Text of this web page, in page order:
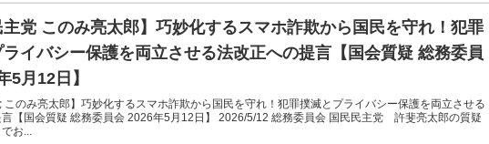
主党 このみ亮太郎】巧妙化するスマホ詐欺から国民を守れ！犯罪
イバシー保護を両立させる法改正への提言【国会質疑 総務委員
5月12日】
このみ亮太郎】巧妙化するスマホ詐欺から国民を守れ！犯罪撲滅とプライバシー保護を両立させる
【国会質疑 総務委員会 2026年5月12日】 2026/5/12 総務委員会 国民民主党 許斐亮太郎の質疑
お...